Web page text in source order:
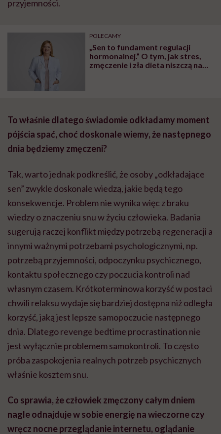
przyjemności.
POLECAMY
„Sen to fundament regulacji
hormonalnej.” O tym, jak stres,
zmęczenie i zła dieta niszczą nam
To właśnie dlatego świadomie odkładamy moment
pójścia spać, choć doskonale wiemy, że następnego
dnia będziemy zmęczeni?
Tak, warto jednak podkreślić, że osoby „odkładające
sen” zwykle doskonale wiedzą, jakie będą tego
konsekwencje. Problem nie wynika więc z braku
wiedzy o znaczeniu snu w życiu człowieka. Badania
sugerują raczej konflikt między potrzebą regeneracji a
innymi ważnymi potrzebami psychologicznymi, np.
potrzebą przyjemności, odpoczynku psychicznego,
kontaktu społecznego czy poczucia kontroli nad
własnym czasem. Krótkoterminowa korzyść w postaci
chwili relaksu wydaje się bardziej dostępna niż odległa
korzyść, jaką jest lepsze samopoczucie następnego
dnia. Dlatego revenge bedtime procrastination nie
jest wyłącznie problemem samokontroli. To często
próba zaspokojenia realnych potrzeb psychicznych
właśnie kosztem snu.
Co sprawia, że człowiek zmęczony całym dniem
nagle odnajduje w sobie energię na wieczorne czy
wręcz nocne przeglądanie internetu, oglądanie